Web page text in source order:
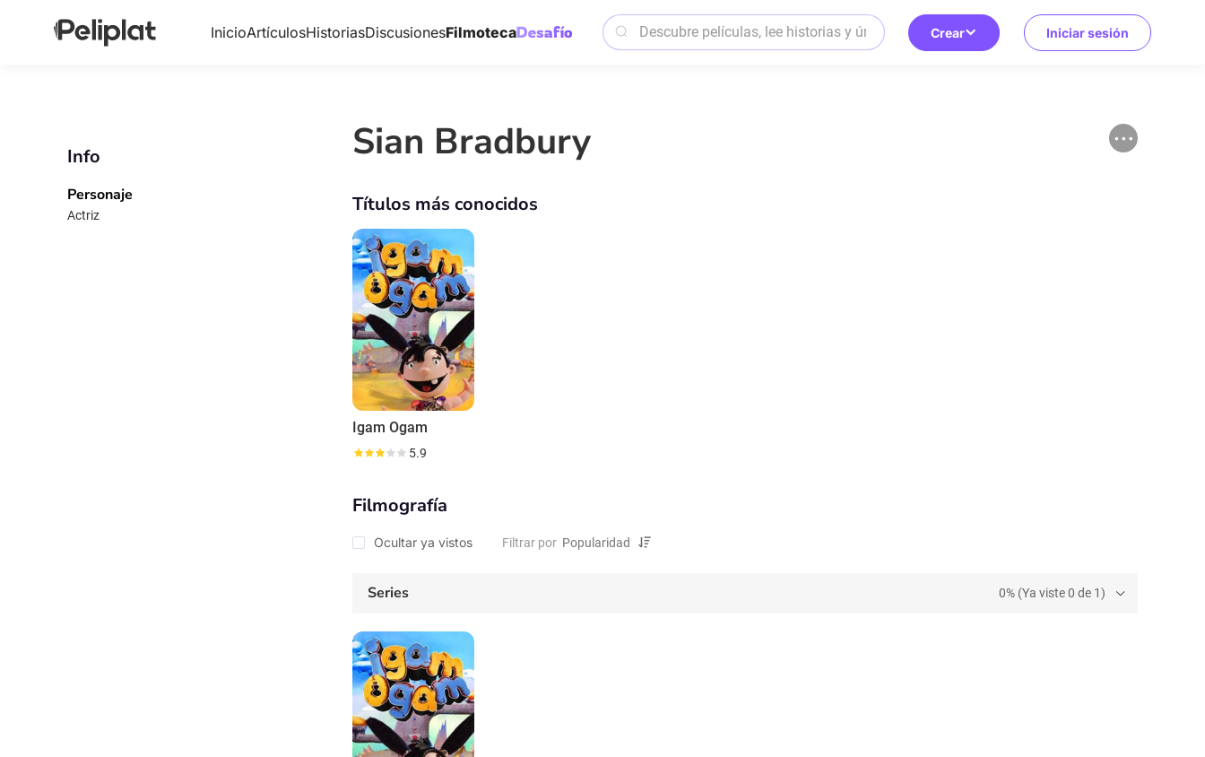
InicioArtículosHistoriasDiscusionesFilmoteca Crear Iniciar sesión
Info
Personaje
Actriz
Sian Bradbury
Títulos más conocidos
Igam Ogam
5.9
Filmografía
Ocultar ya vistos Filtrar por
Series 0% (Ya viste 0 de 1)